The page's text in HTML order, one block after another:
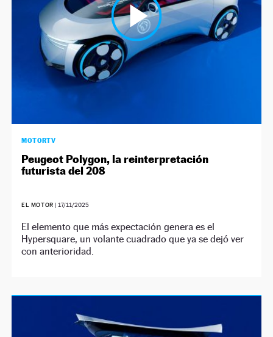
MOTORTV
Peugeot Polygon, la reinterpretación
futurista del 208
EL MOTOR | 17/11/2025
El elemento que más expectación genera es el
Hypersquare, un volante cuadrado que ya se dejó ver
con anterioridad.